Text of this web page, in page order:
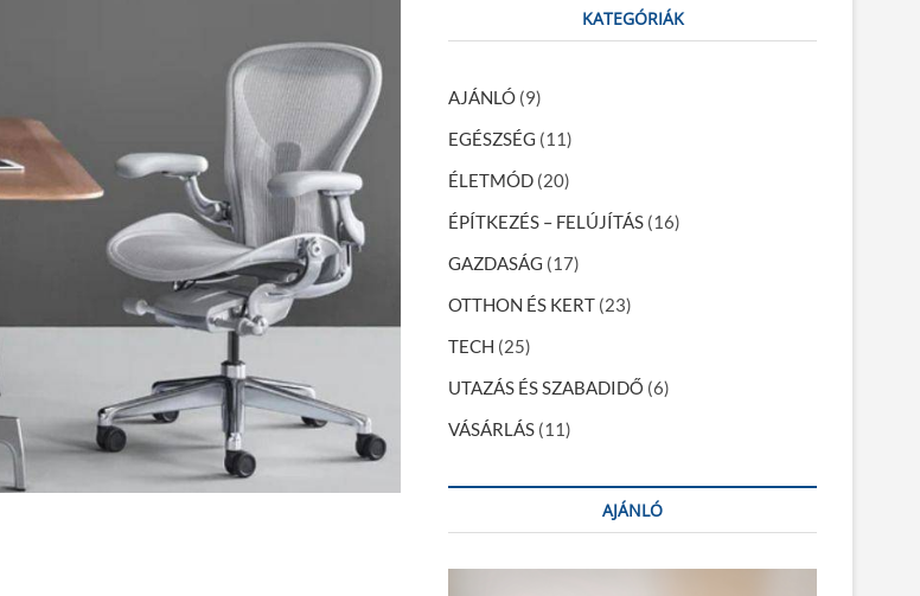
KATEGÓRIÁK
AJÁNLÓ (9)
EGÉSZSÉG (11)
ÉLETMÓD (20)
ÉPÍTKEZÉS – FELÚJÍTÁS (16)
GAZDASÁG (17)
OTTHON ÉS KERT (23)
TECH (25)
UTAZÁS ÉS SZABADIDŐ (6)
VÁSÁRLÁS (11)
AJÁNLÓ